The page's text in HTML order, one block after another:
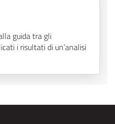
guida tra gli
i risultati di un’analisi